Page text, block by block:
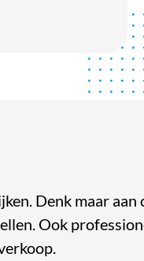
Denk maar
Ook